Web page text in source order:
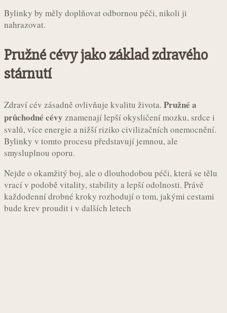
Bylinky by měly doplňovat odbornou péči, nikoli ji
nahrazovat.
Pružné cévy jako základ zdravého
stárnutí
Zdraví cév zásadně ovlivňuje kvalitu života. Pružné a
průchodné cévy znamenají lepší okysličení mozku, srdce i
svalů, více energie a nižší riziko civilizačních onemocnění.
Bylinky v tomto procesu představují jemnou, ale
smysluplnou oporu.
Nejde o okamžitý boj, ale o dlouhodobou péči, která se tělu
vrací v podobě vitality, stability a lepší odolnosti. Právě
každodenní drobné kroky rozhodují o tom, jakými cestami
bude krev proudit i v dalších letech